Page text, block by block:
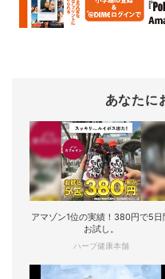
あなたに
アマゾン1位の実績！380円で5日
お試し。
ハーブ健康本舗